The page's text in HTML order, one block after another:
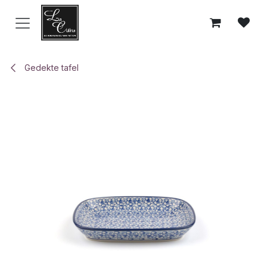
Overslaan naar inhoud
Gedekte tafel